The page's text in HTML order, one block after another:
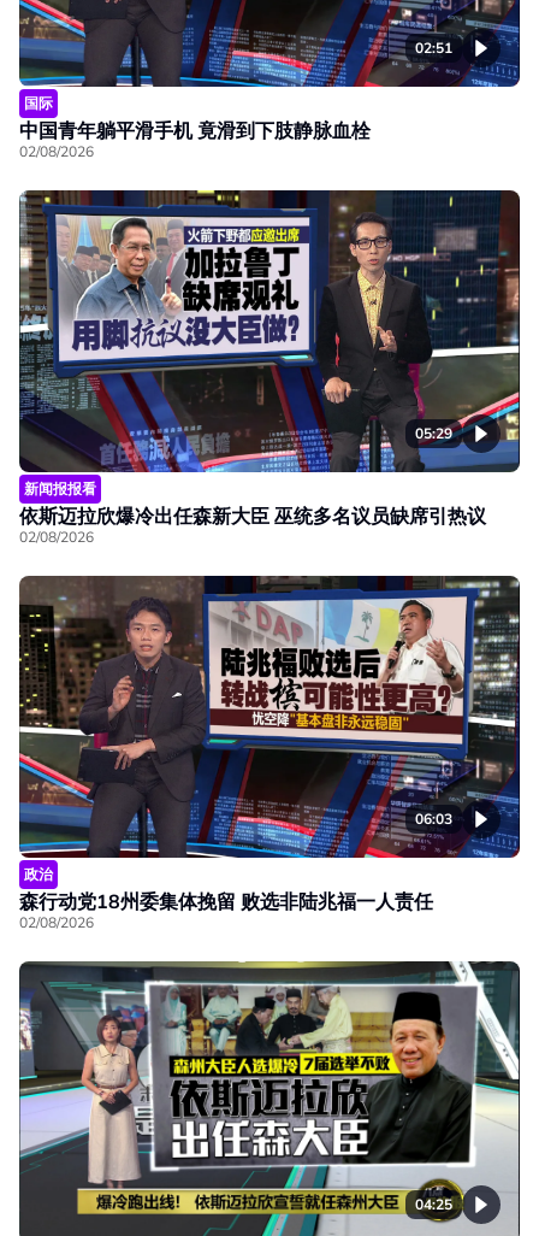
02:51
国际
中国青年躺平滑手机 竟滑到下肢静脉血栓
02/08/2026
05:29
新闻报报看
依斯迈拉欣爆冷出任森新大臣 巫统多名议员缺席引热议
02/08/2026
06:03
政治
森行动党18州委集体挽留 败选非陆兆福一人责任
02/08/2026
04:25